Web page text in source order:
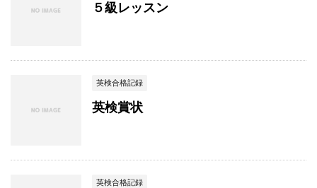
５級レッスン
英検合格記録
英検賞状
英検合格記録